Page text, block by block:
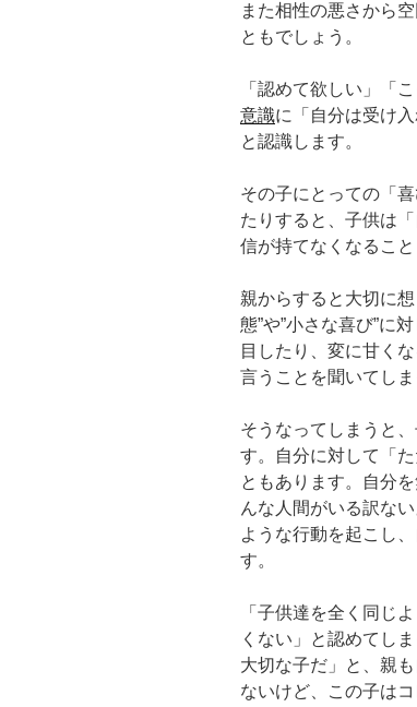
また相性の悪さから
ともでしょう。
「認めて欲しい」「
意識に「自分は受け
と認識します。
その子にとっての「
たりすると、子供は
信が持てなくなること
親からすると大切に
態”や”小さな喜び”に
目したり、変に甘く
言うことを聞いてし
そうなってしまうと
す。自分に対して「
ともあります。自分
んな人間がいる訳な
ような行動を起こし
す。
「子供達を全く同じ
くない」と認めてし
大切な子だ」と、親
ないけど、この子は